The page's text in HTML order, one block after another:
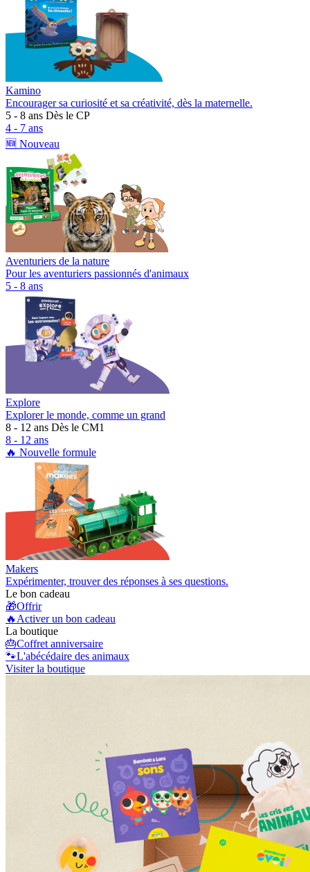
Kamino
Encourager sa curiosité et sa créativité, dès la maternelle.
5 - 8 ans Dès le CP
4 - 7 ans
🆕 Nouveau
Aventuriers de la nature
Pour les aventuriers passionnés d'animaux
5 - 8 ans
Explore
Explorer le monde, comme un grand
8 - 12 ans Dès le CM1
8 - 12 ans
🔥 Nouvelle formule
Makers
Expérimenter, trouver des réponses à ses questions.
Le bon cadeau
🎁Offrir
🔥 Activer un bon cadeau
La boutique
🎂Coffret anniversaire
🐾L'abécédaire des animaux
Visiter la boutique